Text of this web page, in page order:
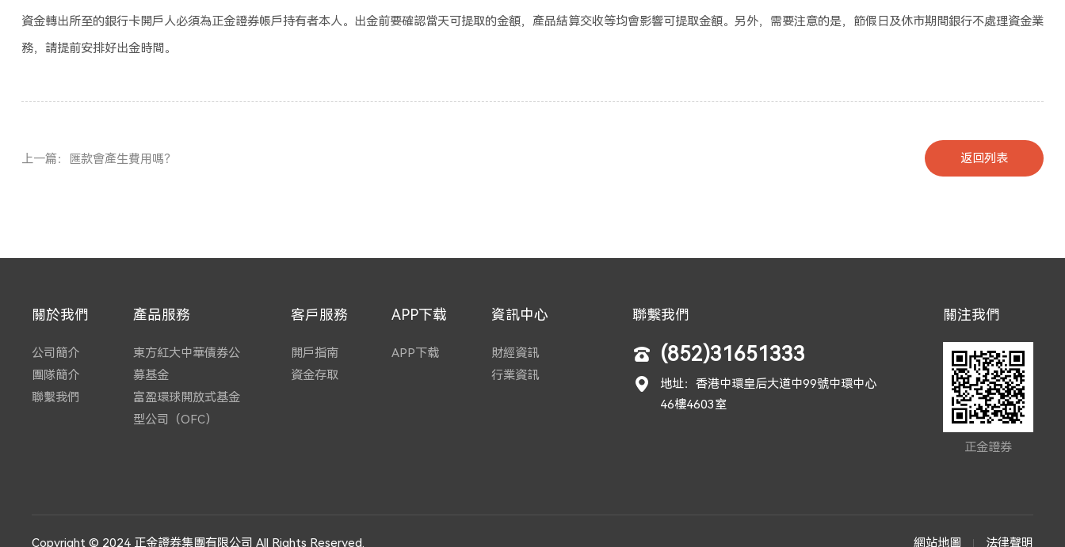
資金轉出所至的銀行卡開戶人必須為正金證券帳戶持有者本人。出金前要確認當天可提取的金額，產品結算交收等均會影響可提取金額。另外，需要注意的是，節假日及休市期間銀行不處理資金業
務，請提前安排好出金時間。
返回列表
上一篇：匯款會產生費用嗎？
關於我們
公司簡介
團隊簡介
聯繫我們
產品服務
東方紅大中華債券公
募基金
富盈環球開放式基金
型公司（OFC）
客戶服務
開戶指南
資金存取
APP下载
APP下载
資訊中心
財經資訊
行業資訊
聯繫我們
(852)31651333
地址：香港中環皇后大道中99號中環中心
46樓4603室
關注我們
正金證券
Copyright © 2024 正金證券集團有限公司 All Rights Reserved. 網站地圖 法律聲明